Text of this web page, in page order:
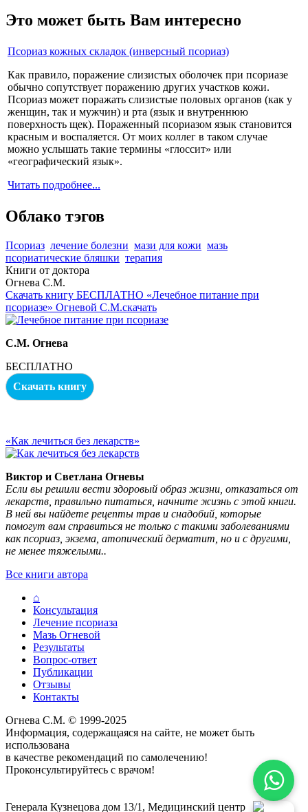
Это может быть Вам интересно
Псориаз кожных складок (инверсный псориаз)
Как правило, поражение слизистых оболочек при псориазе
обычно сопутствует поражению других участков кожи.
Псориаз может поражать слизистые половых органов (как у
женщин, так и мужчин) и рта (язык и внутреннюю
поверхность щек). Пораженный псориазом язык становится
красным и воспаляется. От моих коллег в таком случае
можно услышать такие термины «глоссит» или
«географический язык».
Читать подробнее...
Облако тэгов
Псориаз лечение болезни мази для кожи мазь
псориатические бляшки терапия
Книги от доктора
Огнева С.М.
Скачать книгу БЕСПЛАТНО «Лечебное питание при
псориазе» Огневой С.М.скачать
С.М. Огнева
БЕСПЛАТНО
Скачать книгу
«Как лечиться без лекарств»
Виктор и Светлана Огневы
Если вы решили вести здоровый образ жизни, отказаться от
лекарств, правильно питаться, начните жизнь с этой книги.
В ней вы найдете рецепты трав и снадобий, которые
помогут вам справиться не только с такими заболеваниями
как псориаз, экзема, атопический дерматит, но и с другими,
не менее тяжелыми..
Все книги автора
⌂
Консультация
Лечение псориаза
Мазь Огневой
Результаты
Вопрос-ответ
Публикации
Отзывы
Контакты
Огнева С.М. © 1999-2025
Информация, содержащаяся на сайте, не может быть
использована
в качестве рекомендаций по самолечению!
Проконсультируйтесь с врачом!
Генерала Кузнецова дом 13/1, Медицинский центр